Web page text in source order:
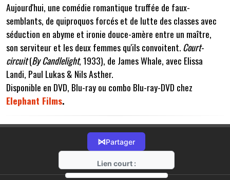
Aujourd'hui, une comédie romantique truffée de faux-
semblants, de quiproquos forcés et de lutte des classes avec
séduction en abyme et ironie douce-amère entre un maître,
son serviteur et les deux femmes qu'ils convoitent.Court-
circuit(By Candlelight, 1933), de James Whale, avec Elissa
Landi, Paul Lukas & Nils Asther.
Disponible en DVD, Blu-ray ou combo Blu-ray-DVD chez
Elephant Films.
⋈Partager
Lien court :